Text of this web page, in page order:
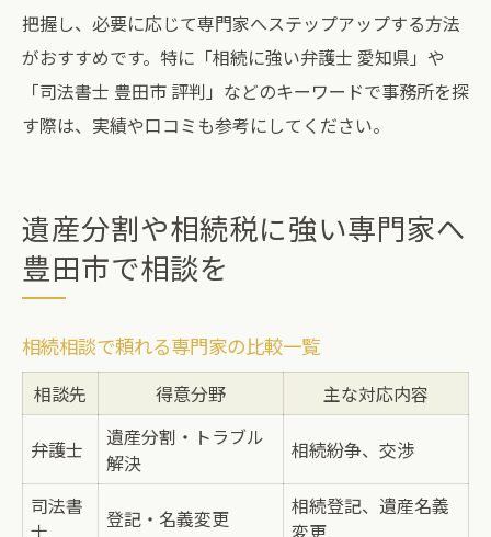
把握し、必要に応じて専門家へステップアップする方法
がおすすめです。特に「相続に強い弁護士 愛知県」や
「司法書士 豊田市 評判」などのキーワードで事務所を探
す際は、実績や口コミも参考にしてください。
遺産分割や相続税に強い専門家へ
豊田市で相談を
相続相談で頼れる専門家の比較一覧
相談先 得意分野 主な対応内容
弁護士
遺産分割・トラブル
解決
相続紛争、交渉
司法書
士
登記・名義変更
相続登記、遺産名義
変更